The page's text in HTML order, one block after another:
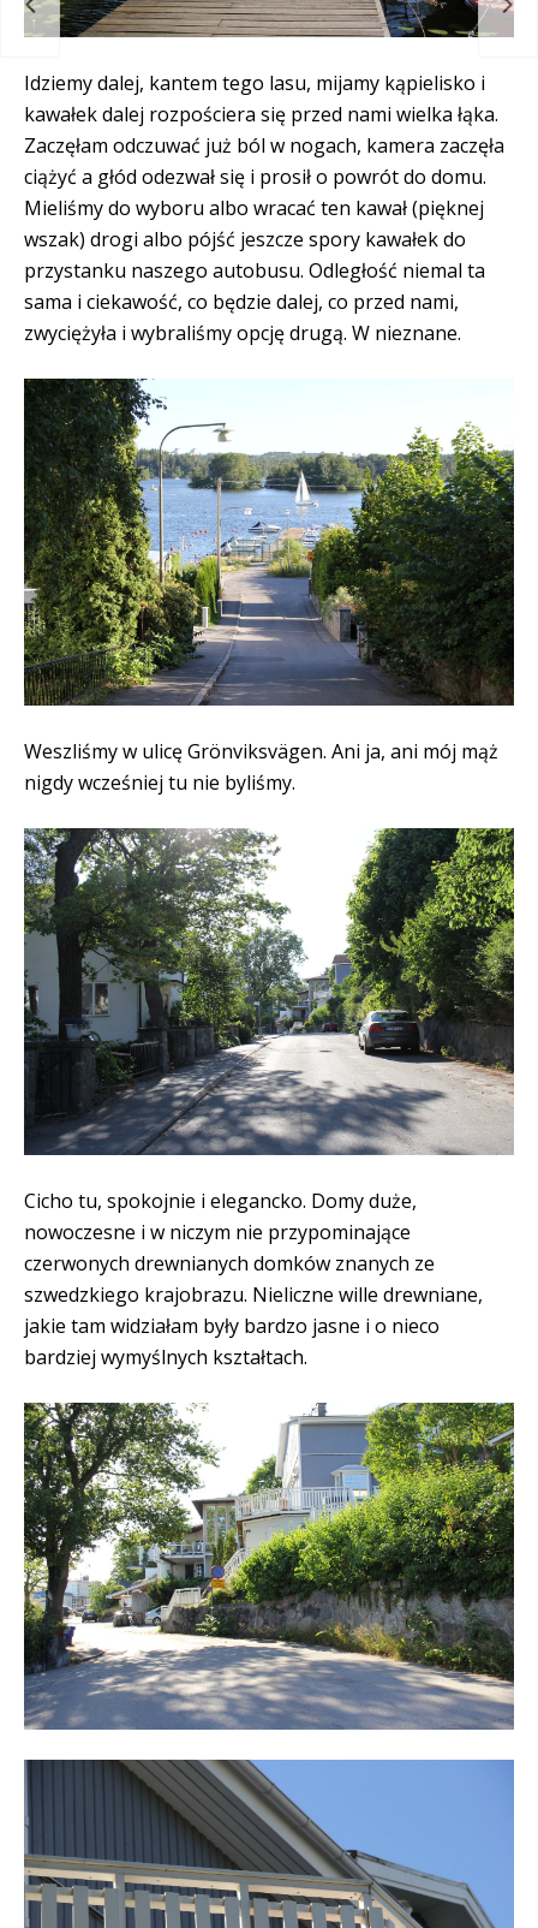
Idziemy dalej, kantem tego lasu, mijamy kąpielisko i
kawałek dalej rozpościera się przed nami wielka łąka.
Zaczęłam odczuwać już ból w nogach, kamera zaczęła
ciążyć a głód odezwał się i prosił o powrót do domu.
Mieliśmy do wyboru albo wracać ten kawał (pięknej
wszak) drogi albo pójść jeszcze spory kawałek do
przystanku naszego autobusu. Odległość niemal ta
sama i ciekawość, co będzie dalej, co przed nami,
zwyciężyła i wybraliśmy opcję drugą. W nieznane.
Weszliśmy w ulicę Grönviksvägen. Ani ja, ani mój mąż
nigdy wcześniej tu nie byliśmy.
Cicho tu, spokojnie i elegancko. Domy duże,
nowoczesne i w niczym nie przypominające
czerwonych drewnianych domków znanych ze
szwedzkiego krajobrazu. Nieliczne wille drewniane,
jakie tam widziałam były bardzo jasne i o nieco
bardziej wymyślnych kształtach.